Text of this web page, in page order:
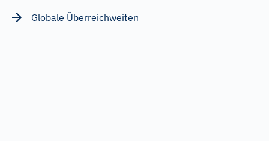
Globale Überreichweiten